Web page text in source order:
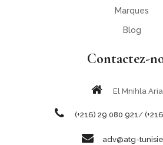
Marques
Blog
Contactez-
El Mnihla
(+216) 29 080 921/
adv@atg-